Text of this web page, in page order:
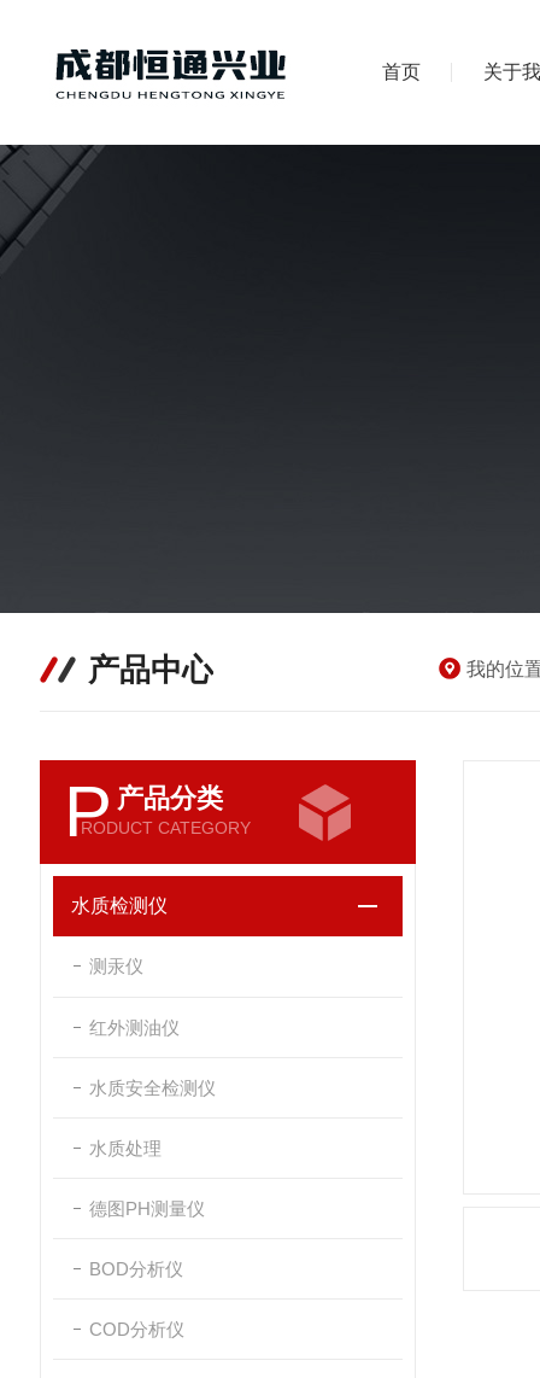
首页 关于
产品中心 我的位
P 产品分类
RODUCT CATEGORY
水质检测仪
测汞仪
红外测油仪
水质安全检测仪
水质处理
德图PH测量仪
BOD分析仪
COD分析仪